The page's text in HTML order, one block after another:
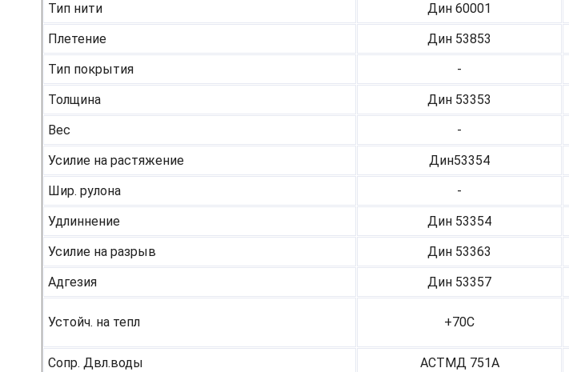
Тип нити
Дин 60001
Плетение
Дин 53853
Тип покрытия
-
Толщина
Дин 53353
Вес
-
Усилие на растяжение
Дин53354
Шир. рулона
-
Удлиннение
Дин 53354
Усилие на разрыв
Дин 53363
Адгезия
Дин 53357
Устойч. на тепл +70С
Сопр. Двл.воды
АСТМД 751А